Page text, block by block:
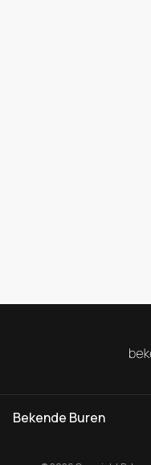
Bekende Buren